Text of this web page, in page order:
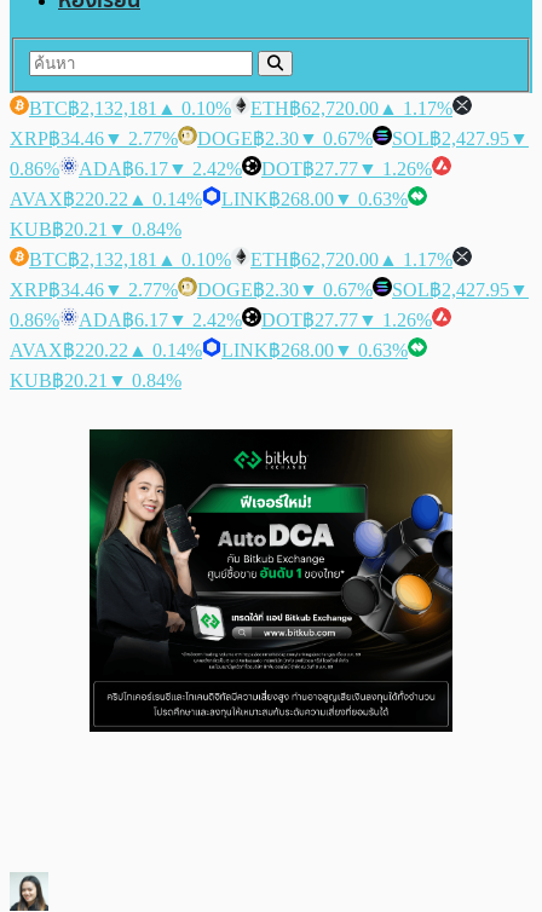
BTC฿2,132,181 ▲ 0.10% ETH฿62,720.00 ▲ 1.17%
XRP฿34.46▼ 2.77% DOGE฿2.30▼ 0.67% SOL฿2,427.95▼
0.86%
ADA฿6.17▼ 2.42% DOT฿27.77▼ 1.26%
AVAX฿220.22 ▲ 0.14% LINK฿268.00▼ 0.63%
KUB฿20.21 ▼ 0.84%
BTC฿2,132,181 ▲ 0.10% ETH฿62,720.00 ▲ 1.17%
XRP฿34.46▼ 2.77% DOGE฿2.30▼ 0.67% SOL฿2,427.95▼
0.86%
ADA฿6.17▼ 2.42% DOT฿27.77▼ 1.26%
AVAX฿220.22 ▲ 0.14% LINK฿268.00▼ 0.63%
KUB฿20.21 ▼ 0.84%